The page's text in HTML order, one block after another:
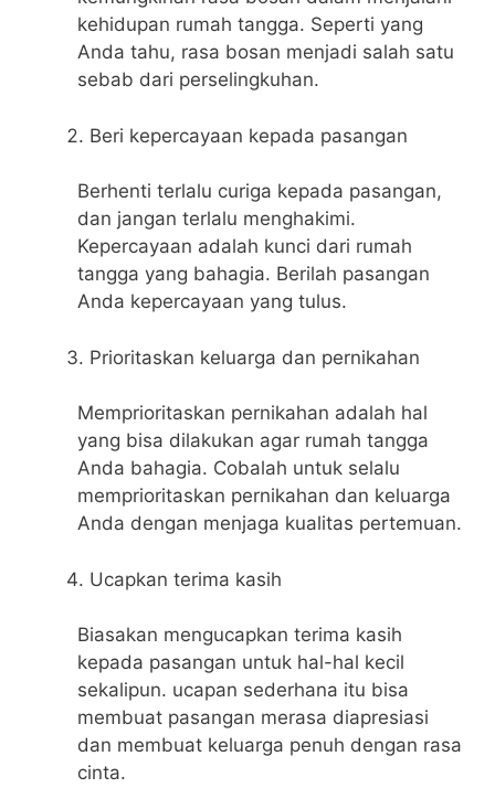
kehidupan rumah tangga. Seperti yang
Anda tahu, rasa bosan menjadi salah satu
sebab dari perselingkuhan.
Beri kepercayaan kepada pasangan
Berhenti terlalu curiga kepada pasangan,
dan jangan terlalu menghakimi.
Kepercayaan adalah kunci dari rumah
tangga yang bahagia. Berilah pasangan
Anda kepercayaan yang tulus.
Prioritaskan keluarga dan pernikahan
Memprioritaskan pernikahan adalah hal
yang bisa dilakukan agar rumah tangga
Anda bahagia. Cobalah untuk selalu
memprioritaskan pernikahan dan keluarga
Anda dengan menjaga kualitas pertemuan.
Ucapkan terima kasih
Biasakan mengucapkan terima kasih
kepada pasangan untuk hal-hal kecil
sekalipun. ucapan sederhana itu bisa
membuat pasangan merasa diapresiasi
dan membuat keluarga penuh dengan rasa
cinta.